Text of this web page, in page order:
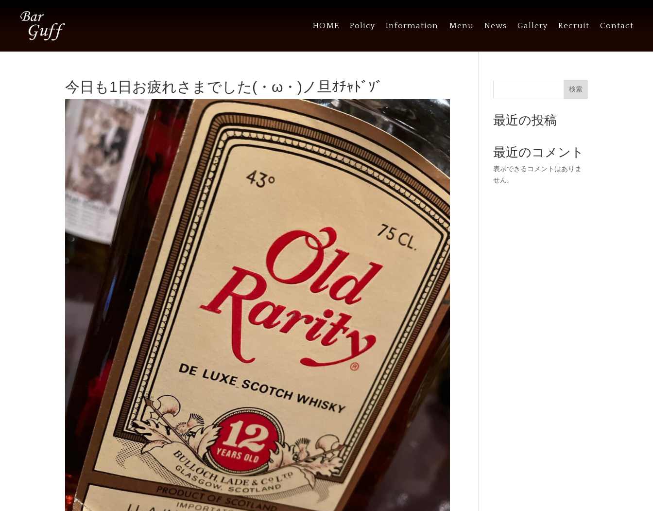
HOME Policy Information Menu News Gallery Recruit Contact
今日も1日お疲れさまでした(・ω・)ノ旦ｵﾁｬﾄﾞｿﾞ 検索
最近の投稿
最近のコメント
表示できるコメントはありま
せん。